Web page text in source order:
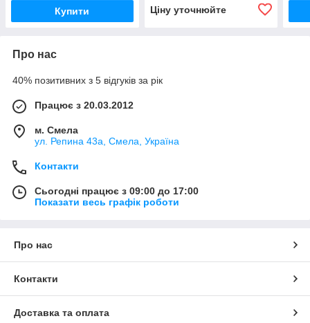
Купити Ціну уточнюйте
Про нас
40% позитивних з 5 відгуків за рік
Працює з 20.03.2012
м. Смела
ул. Репина 43а, Смела, Україна
Контакти
Сьогодні працює з 09:00 до 17:00
Показати весь графік роботи
Про нас
Контакти
Доставка та оплата